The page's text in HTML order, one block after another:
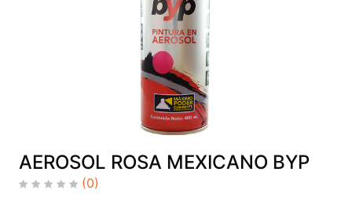
AEROSOL ROSA MEXICANO BYP
(0)